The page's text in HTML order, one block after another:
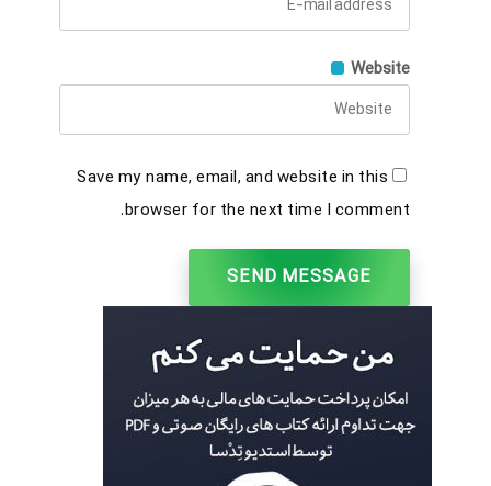
Website
Save my name, email, and website in this
browser for the next time I comment.